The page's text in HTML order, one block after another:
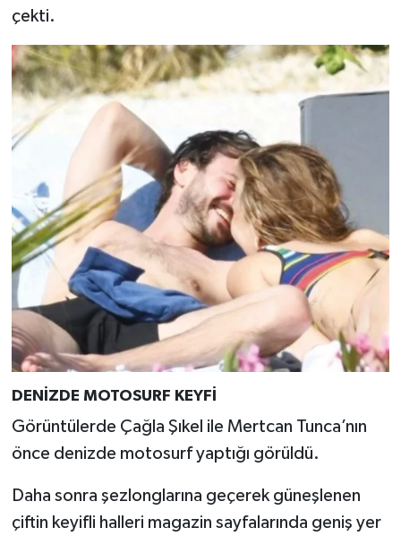
çekti.
DENİZDE MOTOSURF KEYFİ
Görüntülerde Çağla Şıkel ile Mertcan Tunca’nın
önce denizde motosurf yaptığı görüldü.
Daha sonra şezlonglarına geçerek güneşlenen
çiftin keyifli halleri magazin sayfalarında geniş yer